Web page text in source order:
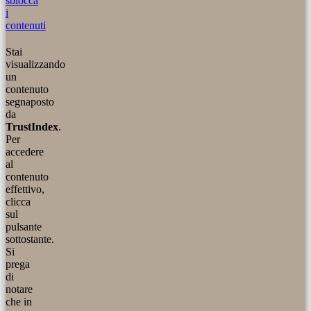
i
contenuti
Stai
visualizzando
un
contenuto
segnaposto
da
TrustIndex.
Per
accedere
al
contenuto
effettivo,
clicca
sul
pulsante
sottostante.
Si
prega
di
notare
che in